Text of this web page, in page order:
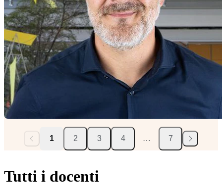
1 2 3 4 … 7
Tutti i docenti